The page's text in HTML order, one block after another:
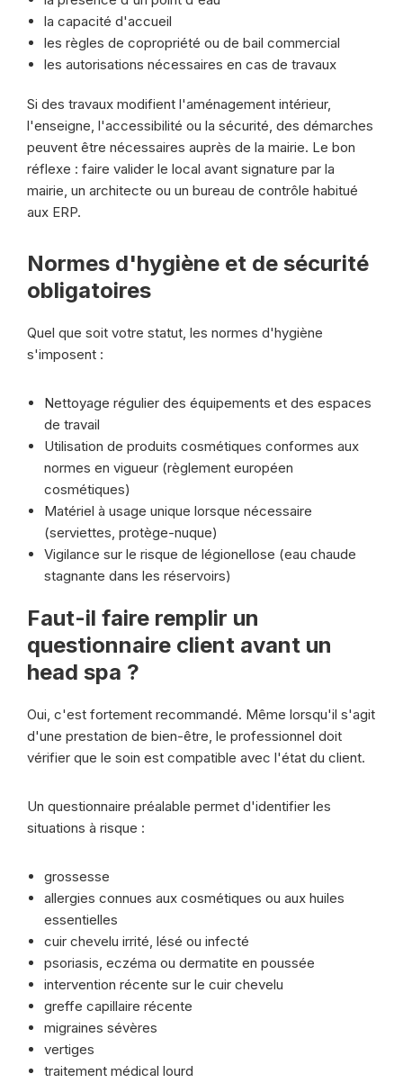
la capacité d'accueil
les règles de copropriété ou de bail commercial
les autorisations nécessaires en cas de travaux
Si des travaux modifient l'aménagement intérieur,
l'enseigne, l'accessibilité ou la sécurité, des démarches
peuvent être nécessaires auprès de la mairie. Le bon
réflexe : faire valider le local avant signature par la
mairie, un architecte ou un bureau de contrôle habitué
aux ERP.
Normes d'hygiène et de sécurité
obligatoires
Quel que soit votre statut, les normes d'hygiène
s'imposent :
Nettoyage régulier des équipements et des espaces
de travail
Utilisation de produits cosmétiques conformes aux
normes en vigueur (règlement européen
cosmétiques)
Matériel à usage unique lorsque nécessaire
(serviettes, protège-nuque)
Vigilance sur le risque de légionellose (eau chaude
stagnante dans les réservoirs)
Faut-il faire remplir un
questionnaire client avant un
head spa ?
Oui, c'est fortement recommandé. Même lorsqu'il s'agit
d'une prestation de bien-être, le professionnel doit
vérifier que le soin est compatible avec l'état du client.
Un questionnaire préalable permet d'identifier les
situations à risque :
grossesse
allergies connues aux cosmétiques ou aux huiles
essentielles
cuir chevelu irrité, lésé ou infecté
psoriasis, eczéma ou dermatite en poussée
intervention récente sur le cuir chevelu
greffe capillaire récente
migraines sévères
vertiges
traitement médical lourd